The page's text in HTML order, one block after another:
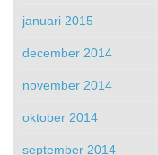
januari 2015
december 2014
november 2014
oktober 2014
september 2014